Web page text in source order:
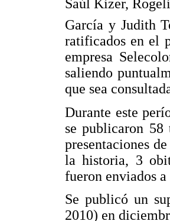
Saúl Kizer,
García y Judith
ratificados en el
empresa
saliendo
que sea
Durante este
se publicaron
presentaciones
la historia, 3
fueron enviados
Se publicó un
2010) en